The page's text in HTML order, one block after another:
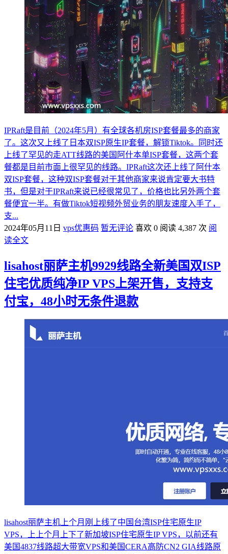
IPRaft是目前（2024年5月）有全球各机房ISP套餐最多的商家
了。这次又上线了日本双ISP原生IP套餐，解锁Tiktok。同时还
上线了罕见的走ATT线路的美国阿什本单ISP套餐，这两个套
餐都是目前市面上很罕见的线路。IPRaft这次还上线了阿什本
双ISP套餐，这种双ISP套餐对于其他商家来说肯定要大书特
书，但是对于IPRaft来说已经很常见了，价格也比另外两个套
餐便宜一半。有做Tiktok短视频外贸业务的朋友速度入手了，
支...
2024年05月11日 vps优惠码 暂无评论 喜欢 0 阅读 4,387 次 阅
读全文
lisahost丽萨主机9929线路全新美国双ISP
住宅优质纯净IP VPS上架开售，支持支
付宝，48小时无条件退款
lisahost丽萨主机上个月刚上线了中国台湾ISP住宅原生IP
VPS，上上个月上下了新加坡ISP住宅原生IP VPS，以前还有
美国4837线路超大带宽VPS和美国CERA高防CN2 GIA线路原